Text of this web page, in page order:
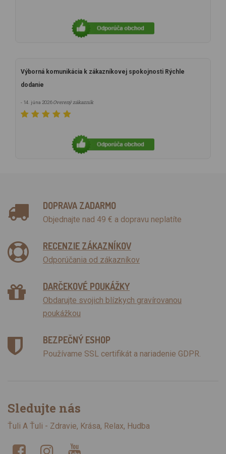
Výborná komunikácia k zákazníkovej spokojnosti Rýchle
dodanie
- 14. júna 2026Overený zákazník
DOPRAVA ZADARMO
Objednajte nad 49 € a dopravu neplatíte
RECENZIE ZÁKAZNÍKOV
Odporúčania od zákazníkov
DARČEKOVÉ POUKÁŽKY
Obdarujte svojich blízkych gravírovanou
poukážkou
BEZPEČNÝ ESHOP
Používame SSL certifikát a nariadenie GDPR.
Sledujte nás
Ťuli A Ťuli - Zdravie, Krása, Relax, Hudba